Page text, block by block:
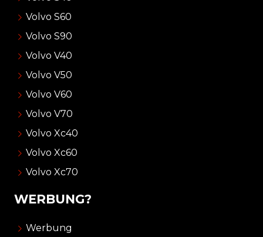
Volvo S60
Volvo S90
Volvo V40
Volvo V50
Volvo V60
Volvo V70
Volvo Xc40
Volvo Xc60
Volvo Xc70
WERBUNG?
Werbung